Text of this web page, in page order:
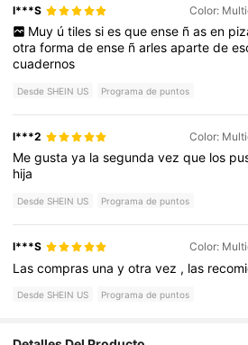
I***S Color:
Muy ú tiles si es que ense ñ as en
otraformadeense ñarlesapartede
cuadernos
Desde SHEIN US Programa de puntos
l***2 Color:
Megustaya lasegundavezque los
hija
Desde SHEIN US Programa de puntos
I***S Color:
Lascompras unayotravez , las
Desde SHEIN US Programa de puntos
461 Seguidores